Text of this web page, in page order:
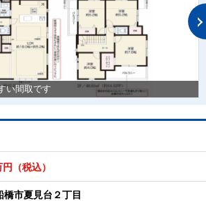
い間取です
円（税込）
橋市夏見台２丁目